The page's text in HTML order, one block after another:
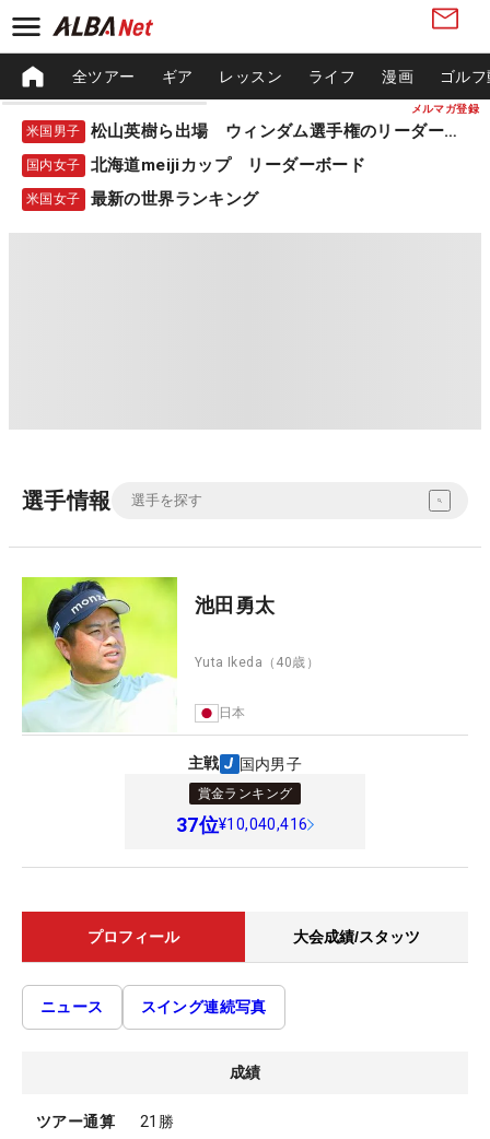
メルマガ登録
全ツアー ギア レッスン ライフ 漫画 ゴル
米国男子 松山英樹ら出場 ウィンダム選手権のリーダーボード
国内女子 北海道meijiカップ リーダーボード
米国女子 最新の世界ランキング
選手情報
池田勇太
Yuta Ikeda （40歳）
日本
主戦 国内男子
賞金ランキング
37位¥10,040,416
プロフィール 大会成績/スタッツ
ニュース スイング連続写真
成績
ツアー通算 21勝